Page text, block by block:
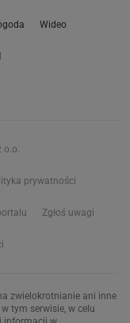
Wideo
o.o.
prywatności
Zgłoś uwagi
zwielokrotnianie ani inne
tym serwisie, w celu